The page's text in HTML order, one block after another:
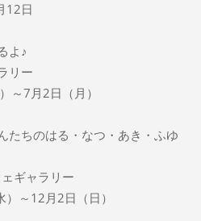
12日
よ♪
リー
7月2日（月）
ちのはる・なつ・あき・ふゆ
ギャラリー
～12月2日（日）